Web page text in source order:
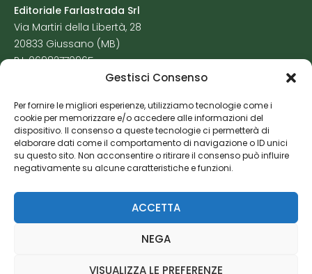
Gestisci Consenso
Per fornire le migliori esperienze, utilizziamo tecnologie come i
cookie per memorizzare e/o accedere alle informazioni del
dispositivo. Il consenso a queste tecnologie ci permetterà di
elaborare dati come il comportamento di navigazione o ID unici
su questo sito. Non acconsentire o ritirare il consenso può influire
negativamente su alcune caratteristiche e funzioni.
ACCETTA
NEGA
VISUALIZZA LE PREFERENZE
Editoriale Farlastrada Srl
Via Martiri della Libertà, 28
20833 Giussano (MB)
P.I. 06982770965
Cookie Policy
Risorse Aggiuntive